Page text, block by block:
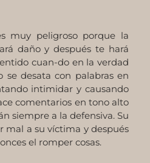
muy peligroso porque la
daño y después te hará
cuan-do en la verdad
se desata con palabras en
intimidar y causando
comentarios en tono alto
siempre a la defensiva. Su
mal a su víctima y después
el romper cosas.